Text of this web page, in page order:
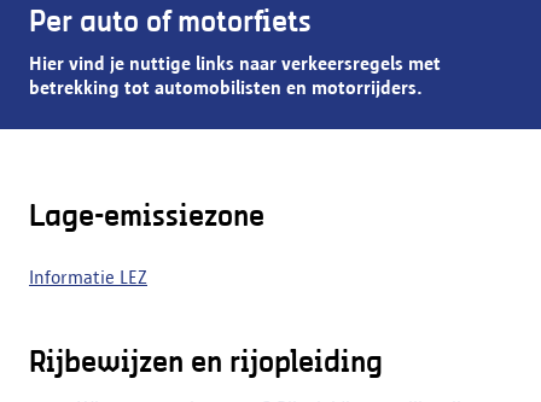
Per auto of motorfiets
Hier vind je nuttige links naar verkeersregels met
betrekking tot automobilisten en motorrijders.
Lage-emissiezone
Informatie LEZ
Rijbewijzen en rijopleiding